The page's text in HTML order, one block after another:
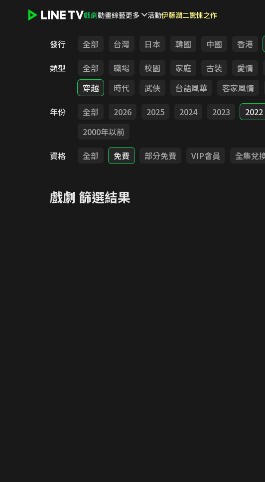
戲劇動畫綜藝更多 活動伊藤潤二驚悚之作
發行 全部 台灣 日本 韓國 中國 香港
類型
全部 職場 校園 家庭 古裝 愛情
穿越
時代 武俠 台語風華 客家風情
年份
全部 2026 2025 2024 2023 2022
2000年以前
資格
全部 免費 部分免費 VIP會員 全集兌
戲劇 篩選結果